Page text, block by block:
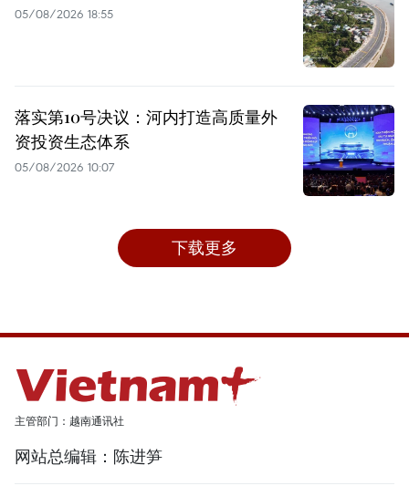
05/08/2026 18:55
落实第10号决议：河内打造高质量外
资投资生态体系
05/08/2026 10:07
下载更多
主管部门：越南通讯社
网站总编辑：陈进笋